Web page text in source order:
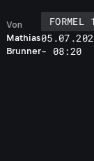
Mathias
Brunner
Von
FORMEL
- 08:20